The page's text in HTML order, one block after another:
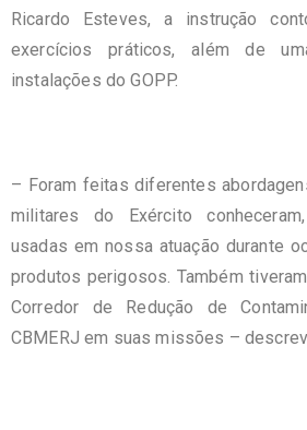
Ricardo Esteves, a instrução
exercícios práticos, além de
instalações do GOPP.
– Foram feitas diferentes
militares do Exército
usadas em nossa atuação durante
produtos perigosos. Também
Corredor de Redução de
CBMERJ em suas missões –